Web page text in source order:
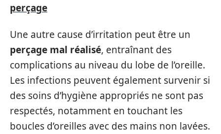
perçage
Une autre cause d’irritation peut être un
perçage mal réalisé, entraînant des
complications au niveau du lobe de l’oreille.
Les infections peuvent également survenir si
des soins d’hygiène appropriés ne sont pas
respectés, notamment en touchant les
boucles d’oreilles avec des mains non lavées.